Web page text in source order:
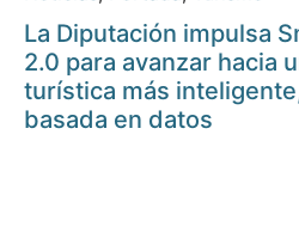
La Diputación impulsa
2.0 para avanzar hacia
turística más
basada en datos